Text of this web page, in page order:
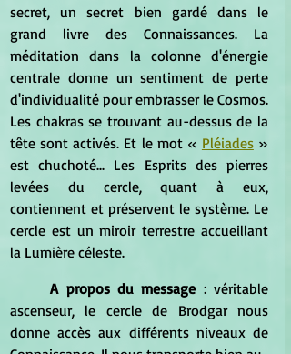
secret, un secret bien gardé dans le
grand livre des Connaissances. La
méditation dans la colonne d'énergie
centrale donne un sentiment de perte
d'individualité pour embrasser le Cosmos.
Les chakras se trouvant au-dessus de la
tête sont activés. Et le mot « Pléiades »
est chuchoté... Les Esprits des pierres
levées du cercle, quant à eux,
contiennent et préservent le système. Le
cercle est un miroir terrestre accueillant
la Lumière céleste.
A propos du message : véritable
ascenseur, le cercle de Brodgar nous
donne accès aux différents niveaux de